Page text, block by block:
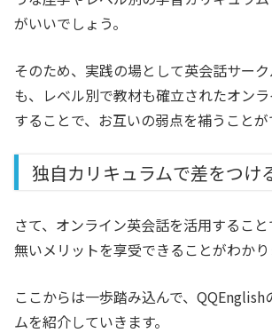
がいいでしょう。
そのため、実践の場として英会話サー
も、レベル別で教材も確立されたオン
することで、お互いの弱点を補うことが
独自カリキュラムで差をつけ
さて、オンライン英会話を活用するこ
無いメリットを享受できることがわかり
ここからは一歩踏み込んで、QQEnglish
ムを紹介していきます。